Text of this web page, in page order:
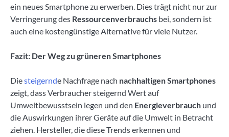
ein neues Smartphone zu erwerben. Dies trägt nicht nur zur
Verringerung des Ressourcenverbrauchs bei, sondern ist
auch eine kostengünstige Alternative für viele Nutzer.
Fazit: Der Weg zu grüneren Smartphones
Diesteigernde Nachfrage nach nachhaltigen Smartphones
zeigt, dass Verbraucher steigernd Wert auf
Umweltbewusstsein legen und den Energieverbrauch und
die Auswirkungen ihrer Geräte auf die Umwelt in Betracht
ziehen. Hersteller, die diese Trends erkennen und